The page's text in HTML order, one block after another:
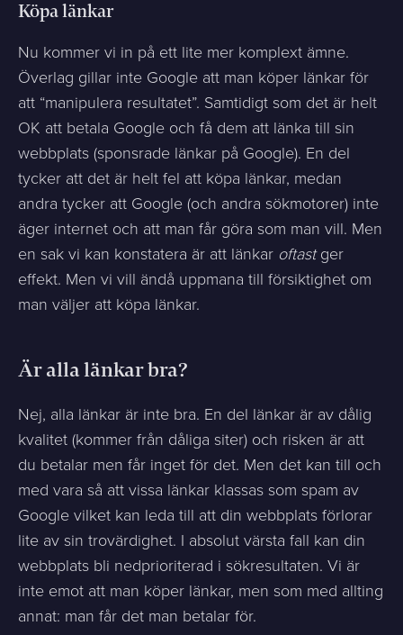
Köpa länkar
Nu kommer vi in på ett lite mer komplext ämne.
Överlag gillar inte Google att man köper länkar för
att “manipulera resultatet”. Samtidigt som det är helt
OK att betala Google och få dem att länka till sin
webbplats (sponsrade länkar på Google). En del
tycker att det är helt fel att köpa länkar, medan
andra tycker att Google (och andra sökmotorer) inte
äger internet och att man får göra som man vill. Men
en sak vi kan konstatera är att länkar oftastger
effekt. Men vi vill ändå uppmana till försiktighet om
man väljer att köpa länkar.
Är alla länkar bra?
Nej, alla länkar är inte bra. En del länkar är av dålig
kvalitet (kommer från dåliga siter) och risken är att
du betalar men får inget för det. Men det kan till och
med vara så att vissa länkar klassas som spam av
Google vilket kan leda till att din webbplats förlorar
lite av sin trovärdighet. I absolut värsta fall kan din
webbplats bli nedprioriterad i sökresultaten. Vi är
inte emot att man köper länkar, men som med allting
annat: man får det man betalar för.